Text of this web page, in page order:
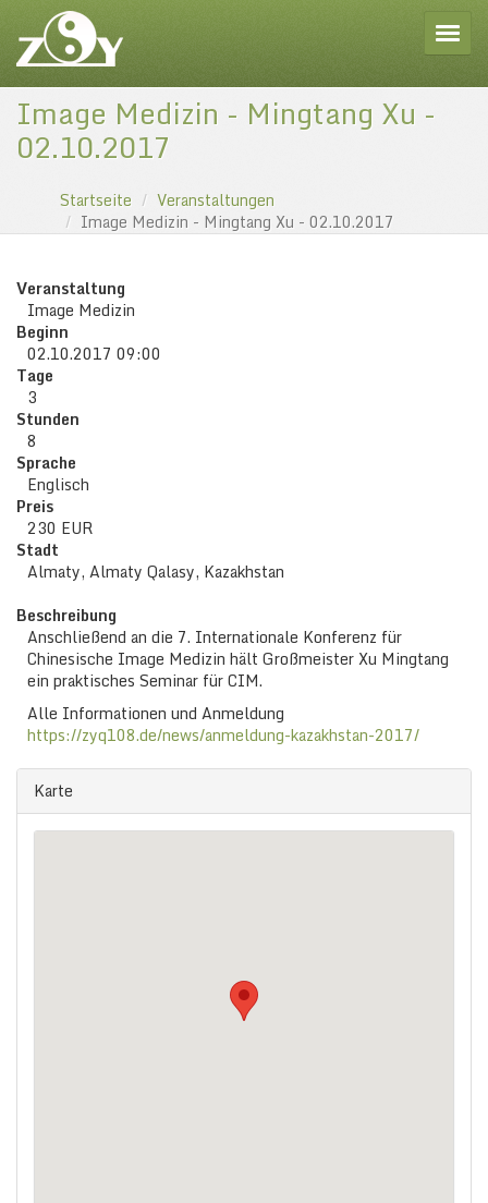
Image Medizin - Mingtang Xu -
02.10.2017
Startseite
Veranstaltungen
Image Medizin - Mingtang Xu - 02.10.2017
Veranstaltung
Image Medizin
Beginn
02.10.2017 09:00
Tage
3
Stunden
8
Sprache
Englisch
Preis
230 EUR
Stadt
Almaty, Almaty Qalasy, Kazakhstan
Beschreibung
Anschließend an die 7. Internationale Konferenz für
Chinesische Image Medizin hält Großmeister Xu Mingtang
ein praktisches Seminar für CIM.
Alle Informationen und Anmeldung
https://zyq108.de/news/anmeldung-kazakhstan-2017/
Karte